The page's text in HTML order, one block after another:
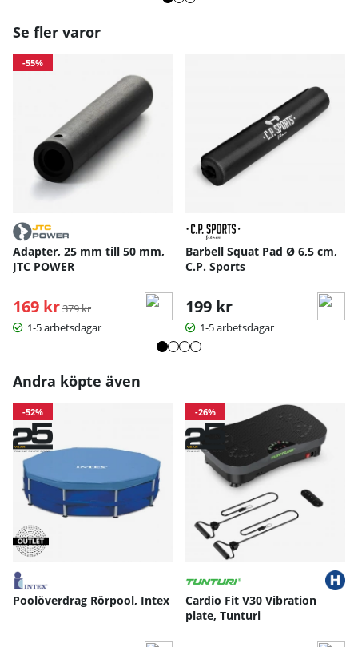
Se fler varor
-55%
Adapter, 25 mm till 50 mm,
JTC POWER
169 kr Ordinarie pris:
379 kr
1-5 arbetsdagar
Barbell Squat Pad Ø 6,5 cm,
C.P. Sports
199 kr
1-5 arbetsdagar
Andra köpte även
-52%
Poolöverdrag Rörpool, Intex
-26%
Cardio Fit V30 Vibration
plate, Tunturi